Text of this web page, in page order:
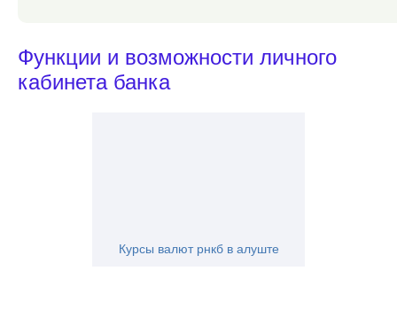
Функции и возможности личного
кабинета банка
Курсы валют рнкб в алуште